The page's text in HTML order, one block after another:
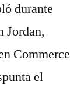
durante
Jordan,
Commerce
el